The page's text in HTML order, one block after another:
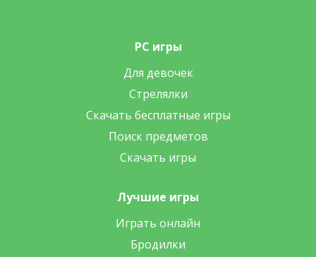
PC игры
Для девочек
Стрелялки
Скачать бесплатные игры
Поиск предметов
Скачать игры
Лучшие игры
Играть онлайн
Бродилки